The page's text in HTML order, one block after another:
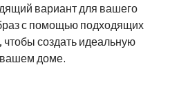
вариант для вашего
с помощью подходящих
создать идеальную
доме.